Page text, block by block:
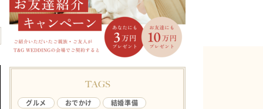
TAGS
グルメ おでかけ
結婚準備